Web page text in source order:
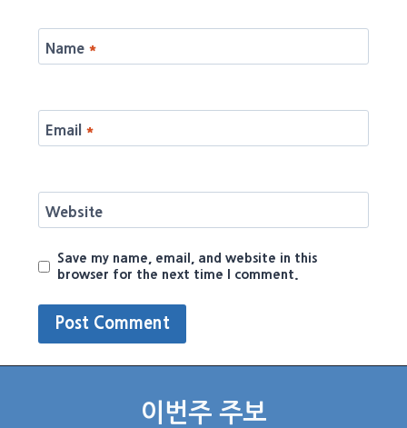
Name *
Email *
Website
Save my name, email, and website in this
browser for the next time I comment.
이번주 주보